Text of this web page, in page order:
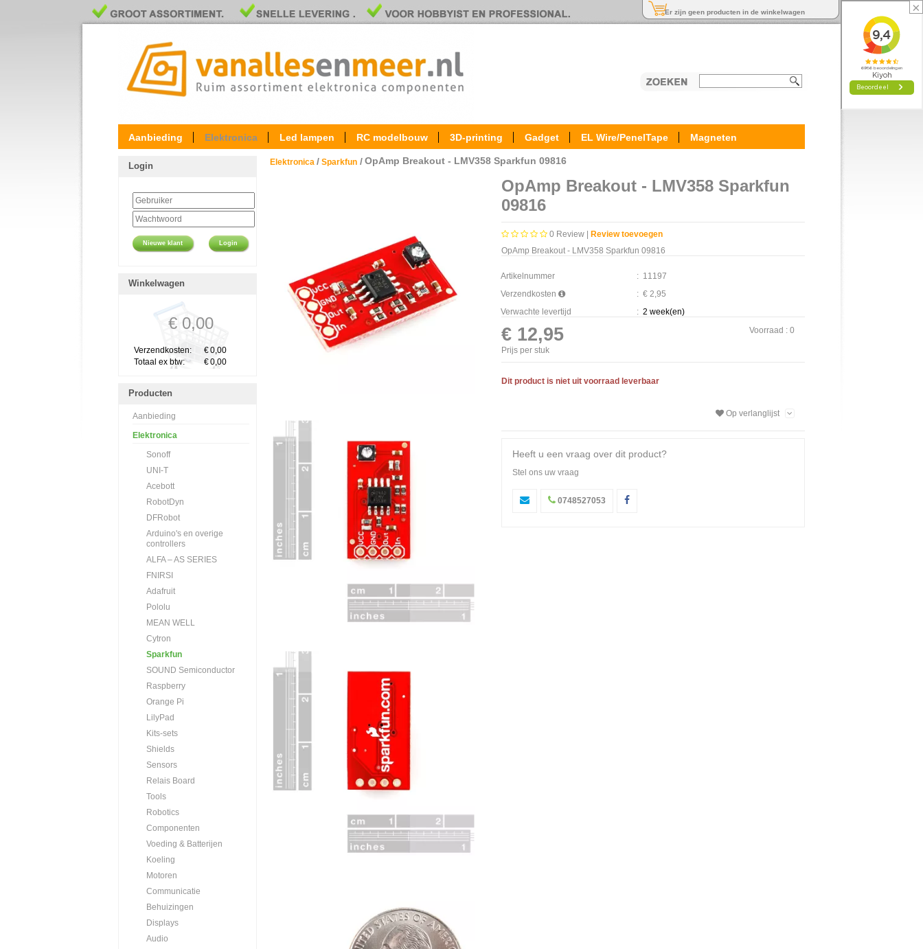
Er zijn geen producten in de winkelwagen
Aanbieding Elektronica Led lampen RC modelbouw 3D-printing Gadget EL Wire/PenelTape Magneten
Login
Nieuwe klant Login
Winkelwagen
€ 0,00
Verzendkosten: €0,00
Totaal ex btw:
€0,00
Producten
Aanbieding
Elektronica
Sonoff
UNI-T
Acebott
RobotDyn
DFRobot
Arduino's en overige
controllers
ALFA – AS SERIES
FNIRSI
Adafruit
Pololu
MEAN WELL
Cytron
Sparkfun
SOUND Semiconductor
Raspberry
Orange Pi
LilyPad
Kits-sets
Shields
Sensors
Relais Board
Tools
Robotics
Componenten
Voeding & Batterijen
Koeling
Motoren
Communicatie
Behuizingen
Displays
Audio
Elektronica / Sparkfun /OpAmp Breakout - LMV358 Sparkfun 09816
OpAmp Breakout - LMV358 Sparkfun
09816
0 Review |
Review toevoegen
OpAmp Breakout - LMV358 Sparkfun 09816
Artikelnummer : 11197
Verzendkosten
: € 2,95
Verwachte levertijd
: 2 week(en)
€ 12,95
Prijs per stuk
Voorraad : 0
Dit product is niet uit voorraad leverbaar
Op verlanglijst
Heeft u een vraag over dit product?
Stel ons uw vraag
0748527053
×